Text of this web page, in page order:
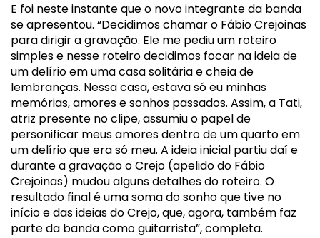
E foi neste instante que o novo integrante da banda
se apresentou. “Decidimos chamar o Fábio Crejoinas
para dirigir a gravação. Ele me pediu um roteiro
simples e nesse roteiro decidimos focar na ideia de
um delírio em uma casa solitária e cheia de
lembranças. Nessa casa, estava só eu minhas
memórias, amores e sonhos passados. Assim, a Tati,
atriz presente no clipe, assumiu o papel de
personificar meus amores dentro de um quarto em
um delírio que era só meu. A ideia inicial partiu daí e
durante a gravação o Crejo (apelido do Fábio
Crejoinas) mudou alguns detalhes do roteiro. O
resultado final é uma soma do sonho que tive no
início e das ideias do Crejo, que, agora, também faz
parte da banda como guitarrista”, completa.